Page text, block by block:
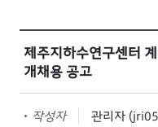
제주지하수연구센터
개채용 공고
작성자
관리자